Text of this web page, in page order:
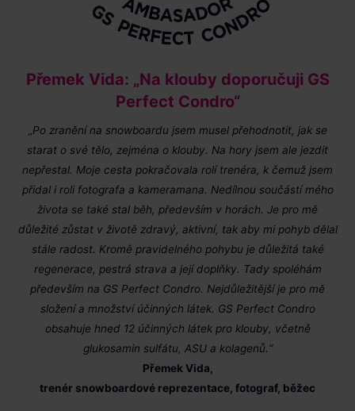
Přemek Vida: „Na klouby doporučuji GS
Perfect Condro“
„Po zranění na snowboardu jsem musel přehodnotit, jak se
starat o své tělo, zejména o klouby. Na hory jsem ale jezdit
nepřestal. Moje cesta pokračovala rolí trenéra, k čemuž jsem
přidal i roli fotografa a kameramana. Nedílnou součástí mého
života se také stal běh, především v horách. Je pro mě
důležité zůstat v životě zdravý, aktivní, tak aby mi pohyb dělal
stále radost. Kromě pravidelného pohybu je důležitá také
regenerace, pestrá strava a její doplňky. Tady spoléhám
především na GS Perfect Condro. Nejdůležitější je pro mě
složení a množství účinných látek. GS Perfect Condro
obsahuje hned 12 účinných látek pro klouby, včetně
glukosamin sulfátu, ASU a kolagenů.“
Přemek Vida,
trenér snowboardové reprezentace, fotograf, běžec